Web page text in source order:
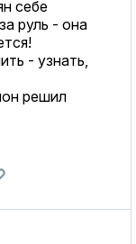
себе
руль - она
- узнать,
решил